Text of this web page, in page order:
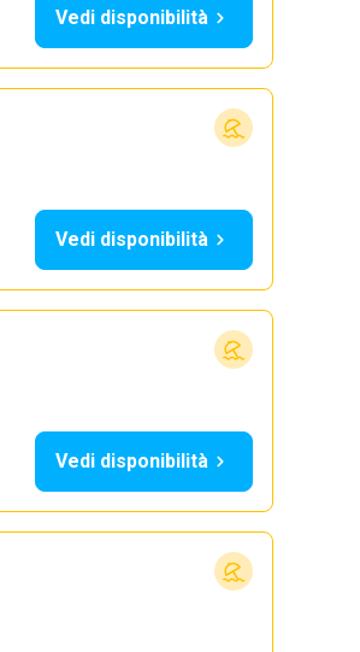
Vedi disponibilità
Vedi disponibilità
Vedi disponibilità